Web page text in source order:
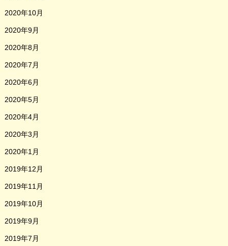
2020年10月
2020年9月
2020年8月
2020年7月
2020年6月
2020年5月
2020年4月
2020年3月
2020年1月
2019年12月
2019年11月
2019年10月
2019年9月
2019年7月